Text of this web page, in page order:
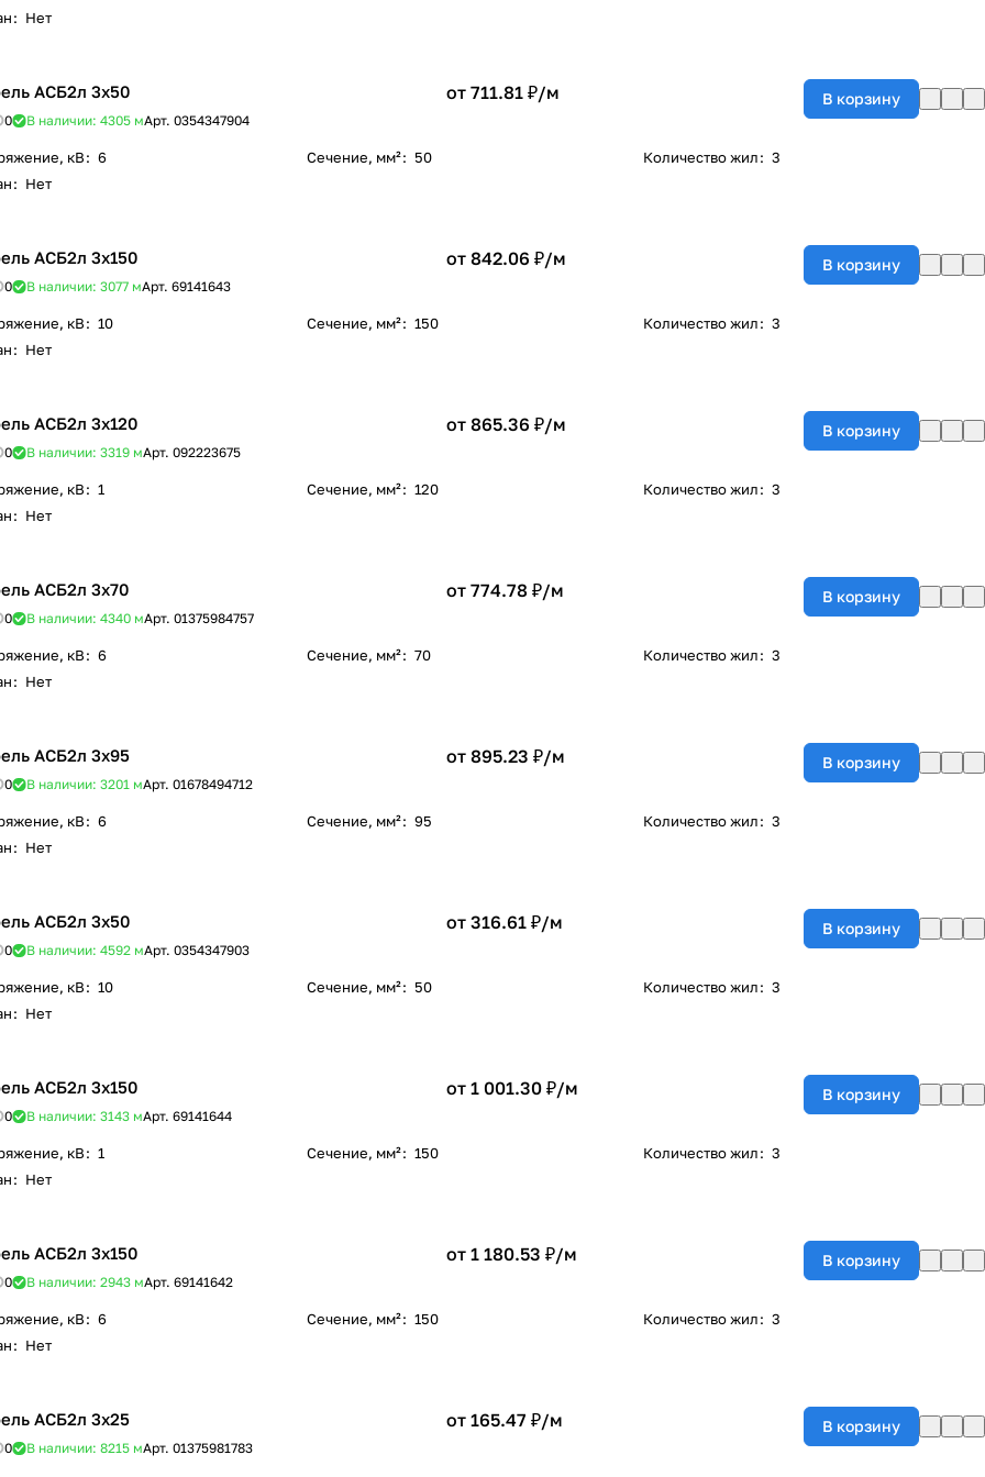
: Нет
АСБ2л 3х50
0 В наличии: 4305 мАрт. 0354347904
от 711.81 ₽/м В корзину
кВ: 6 Сечение, мм²: 50 Количество жил: 3
: Нет
АСБ2л 3х150
0 В наличии: 3077 мАрт. 69141643
от 842.06 ₽/м В корзину
кВ: 10 Сечение, мм²: 150 Количество жил: 3
: Нет
АСБ2л 3х120
0 В наличии: 3319 мАрт. 092223675
от 865.36 ₽/м В корзину
кВ: 1 Сечение, мм²: 120 Количество жил: 3
: Нет
АСБ2л 3х70
0 В наличии: 4340 мАрт. 01375984757
от 774.78 ₽/м В корзину
кВ: 6 Сечение, мм²: 70 Количество жил: 3
: Нет
АСБ2л 3х95
0 В наличии: 3201 мАрт. 01678494712
от 895.23 ₽/м В корзину
кВ: 6 Сечение, мм²: 95 Количество жил: 3
: Нет
АСБ2л 3х50
0 В наличии: 4592 мАрт. 0354347903
от 316.61 ₽/м В корзину
кВ: 10 Сечение, мм²: 50 Количество жил: 3
: Нет
АСБ2л 3х150
0 В наличии: 3143 мАрт. 69141644
от 1 001.30 ₽/м В корзину
кВ: 1 Сечение, мм²: 150 Количество жил: 3
: Нет
АСБ2л 3х150
0 В наличии: 2943 мАрт. 69141642
от 1 180.53 ₽/м В корзину
кВ: 6 Сечение, мм²: 150 Количество жил: 3
: Нет
АСБ2л 3х25
0 В наличии: 8215 мАрт. 01375981783
от 165.47 ₽/м В корзину